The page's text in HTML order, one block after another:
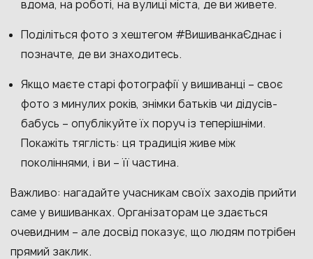
вдома, на роботі, на вулиці міста, де ви живете.
Поділіться фото з хештегом #ВишиванкаЄднає і
позначте, де ви знаходитесь.
Якщо маєте старі фотографії у вишиванці – своє
фото з минулих років, знімки батьків чи дідусів-
бабусь – опублікуйте їх поруч із теперішніми.
Покажіть тяглість: ця традиція живе між
поколіннями, і ви – її частина.
Важливо: нагадайте учасникам своїх заходів прийти
саме у вишиванках. Організаторам це здається
очевидним – але досвід показує, що людям потрібен
прямий заклик.